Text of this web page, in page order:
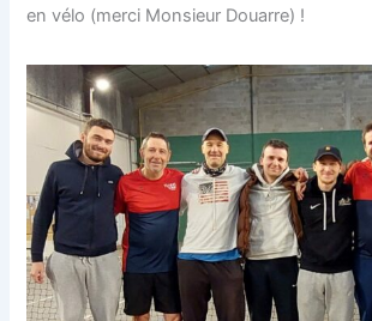
en vélo (merci Monsieur Douarre) !